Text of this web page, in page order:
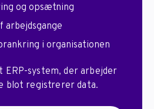
og opsætning
arbejdsgange
i organisationen
system, der arbejder
blot registrerer data.